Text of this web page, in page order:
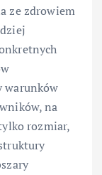
ze zdrowiem
warunków
na
rozmiar,